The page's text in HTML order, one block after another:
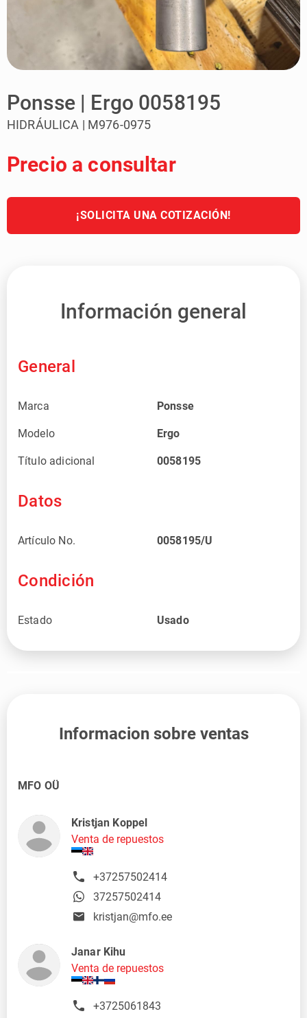
Ponsse | Ergo 0058195
HIDRÁULICA | M976-0975
Precio a consultar
¡SOLICITA UNA COTIZACIÓN!
Información general
General
Marca Ponsse
Modelo Ergo
Título adicional 0058195
Datos
Artículo No. 0058195/U
Condición
Estado Usado
Informacion sobre ventas
MFO OÜ
Kristjan Koppel
Venta de repuestos
+37257502414
37257502414
kristjan@mfo.ee
Janar Kihu
Venta de repuestos
+3725061843